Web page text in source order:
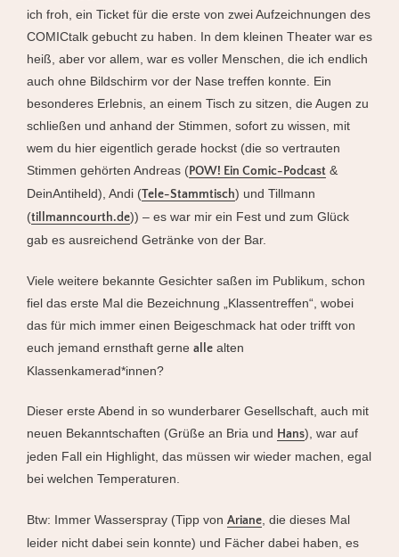
ich froh, ein Ticket für die erste von zwei Aufzeichnungen des
COMICtalk gebucht zu haben. In dem kleinen Theater war es
heiß, aber vor allem, war es voller Menschen, die ich endlich
auch ohne Bildschirm vor der Nase treffen konnte. Ein
besonderes Erlebnis, an einem Tisch zu sitzen, die Augen zu
schließen und anhand der Stimmen, sofort zu wissen, mit
wem du hier eigentlich gerade hockst (die so vertrauten
Stimmen gehörten Andreas (POW! Ein Comic-Podcast &
DeinAntiheld), Andi (Tele-Stammtisch) und Tillmann
(tillmanncourth.de)) – es war mir ein Fest und zum Glück
gab es ausreichend Getränke von der Bar.
Viele weitere bekannte Gesichter saßen im Publikum, schon
fiel das erste Mal die Bezeichnung „Klassentreffen“, wobei
das für mich immer einen Beigeschmack hat oder trifft von
euch jemand ernsthaft gerne alle alten
Klassenkamerad*innen?
Dieser erste Abend in so wunderbarer Gesellschaft, auch mit
neuen Bekanntschaften (Grüße an Bria und Hans), war auf
jeden Fall ein Highlight, das müssen wir wieder machen, egal
bei welchen Temperaturen.
Btw: Immer Wasserspray (Tipp von Ariane, die dieses Mal
leider nicht dabei sein konnte) und Fächer dabei haben, es